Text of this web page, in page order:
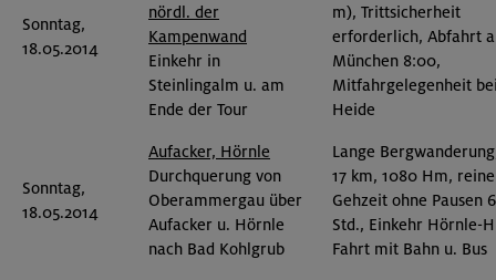
Sonntag,
18.05.2014
nördl. der
Kampenwand
Einkehr in
Steinlingalm u. am
Ende der Tour
m), Trittsicherheit
erforderlich, Abfahrt
München 8:00,
Mitfahrgelegenheit
Heide
Sonntag,
18.05.2014
Aufacker, Hörnle
Durchquerung von
Oberammergau über
Aufacker u. Hörnle
nach Bad Kohlgrub
Lange
17 km, 1080 Hm, reine
Gehzeit ohne Pausen
Std., Einkehr Hörnle-
Fahrt mit Bahn u. Bus